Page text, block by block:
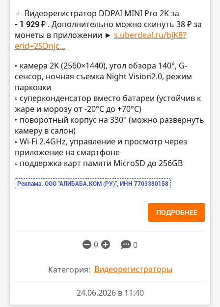
🔸 Видеорегистратор DDPAI MINI Pro 2K за
- 1 929 ₽ . Дополнительно можно скинуть 38 ₽ за
монеты в приложении ► s.uberdeal.ru/bjK8?
erid=2SDnjc...
▫️ камера 2K (2560×1440), угол обзора 140°, G-
сенсор, ночная съемка Night Vision2.0, режим
парковки
▫️ суперконденсатор вместо батареи (устойчив к
жаре и морозу от -20°C до +70°C)
▫️ поворотный корпус на 330° (можно развернуть
камеру в салон)
▫️ Wi-Fi 2.4GHz, управление и просмотр через
приложение на смартфоне
▫️ поддержка карт памяти MicroSD до 256GB
Реклама. ООО “АЛИБАБА.КОМ (РУ)”, ИНН 7703380158
ПОДРОБНЕЕ
0 0
Категория: Видеорегистраторы
24.06.2026 в 11:40